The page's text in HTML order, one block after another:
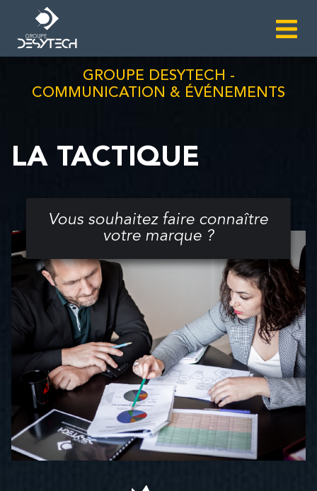
GROUPE DESYTECH -
COMMUNICATION & ÉVÉNEMENTS
LA TACTIQUE
Vous souhaitez faire connaître
votre marque ?